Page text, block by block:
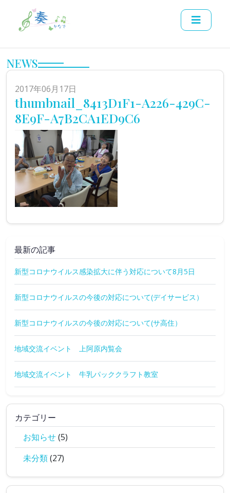
NEWS
2017年06月17日
thumbnail_8413D1F1-A226-429C-
8E9F-A7B2CA1ED9C6
最新の記事
新型コロナウイルス感染拡大に伴う対応について8月5日
新型コロナウイルスの今後の対応について(デイサービス）
新型コロナウイルスの今後の対応について(サ高住）
地域交流イベント 上阿原内覧会
地域交流イベント 牛乳パッククラフト教室
カテゴリー
お知らせ(5)
未分類(27)